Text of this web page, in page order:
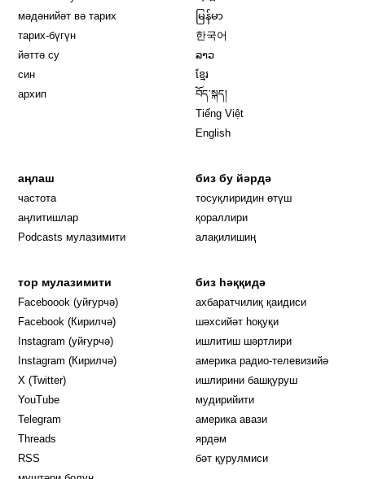
мәдәнийәт вә тарих
тарих-бүгүн
йәттә су
син
архип
မြန်မာ
한국어
ລາວ
ខ្មែរ
བོད་སྐད།
Tiếng Việt
English
аңлаш
частота
аңлитишлар
Podcasts мулазимити
биз бу йәрдә
тосуқлиридин өтүш
қораллири
алақилишиң
тор мулазимити
Faceboook (уйғурчә) Opens in new window
Facebook (Кирилчә) Opens in new window
Instagram (уйғурчә) Opens in new window
Instagram (Кирилчә) Opens in new window
X (Twitter)
YouTube
Telegram
Threads
RSS
биз һәққидә
ахбаратчилиқ қаидиси
шәхсийәт һоқуқи
ишлитиш шәртлири
америка радио-телевизийә
ишлирини башқуруш
мудирийити
америка авази
ярдәм
бәт қурулмиси